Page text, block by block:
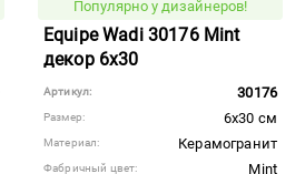
Популярно у дизайнеров!
Equipe Wadi 30176 Mint
декор 6x30
Артикул: 30176
Размер: 6x30 см
Материал: Керамогранит
Фабричный цвет: Mint